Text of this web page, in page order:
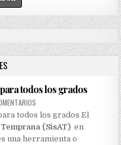
todos los grados
todos los grados El
(SisAT) en
una herramienta o